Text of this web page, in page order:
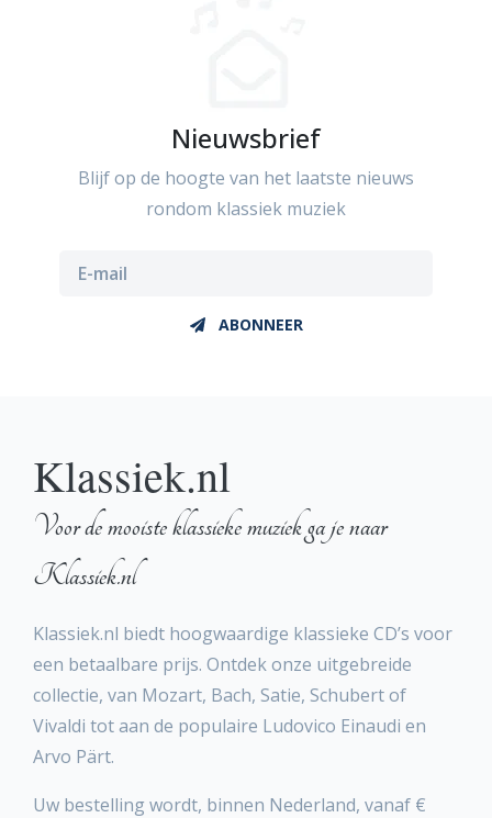
Nieuwsbrief
Blijf op de hoogte van het laatste nieuws
rondom klassiek muziek
ABONNEER
Klassiek.nl
Voor de mooiste klassieke muziek ga je naar
Klassiek.nl
Klassiek.nl biedt hoogwaardige klassieke CD’s voor
een betaalbare prijs. Ontdek onze uitgebreide
collectie, van Mozart, Bach, Satie, Schubert of
Vivaldi tot aan de populaire Ludovico Einaudi en
Arvo Pärt.
Uw bestelling wordt, binnen Nederland, vanaf €